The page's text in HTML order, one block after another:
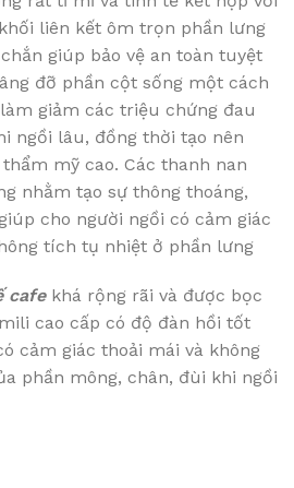
liên kết ôm trọn phần lưng
giúp bảo vệ an toàn tuyệt
đỡ phần cột sống một cách
giảm các triệu chứng đau
ngồi lâu, đồng thời tạo nên
mỹ cao. Các thanh nan
nhằm tạo sự thông thoáng,
cho người ngồi có cảm giác
tích tụ nhiệt ở phần lưng
cafekhá rộng rãi và được bọc
cao cấp có độ đàn hồi tốt
cảm giác thoải mái và không
phần mông, chân, đùi khi ngồi